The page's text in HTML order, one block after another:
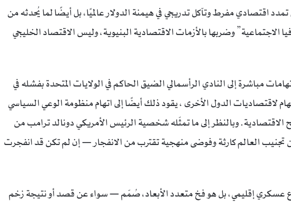
اقتصادي مفرط وتآكل تدريجي في هيمنة الدولار عالميًا، بل أيضًا لما يُحدثه من
الاجتماعية” وضربها بالأزمات الاقتصادية البنيوية، وليس الاقتصاد الخليجي
مباشرة إلى النادي الرأسمالي الضيق الحاكم في الولايات المتحدة بفشله في
لاقتصاديات الدول الأخرى ، يقود ذلك أيضًا إلى اتهام منظومة الوعي السياسي
الاقتصادية. وبالنظر إلى ما تمثّله شخصية الرئيس الأمريكي دونالد ترامب من
تجنيب العالم كارثة وفوضى منهجية تقترب من الانفجار — إن لم تكن قد انفجرت
عسكري إقليمي، بل هو فخ متعدد الأبعاد، صُمّم — سواء عن قصد أو نتيجة زخم